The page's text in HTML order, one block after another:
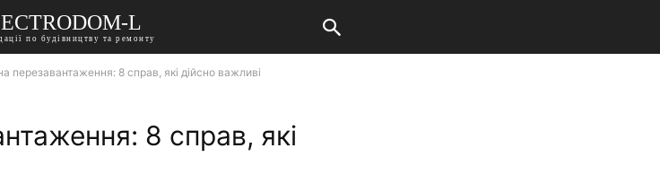
L
по будівництву та ремонту
перезавантаження: 8 справ, які дійсно важливі
8 справ, які